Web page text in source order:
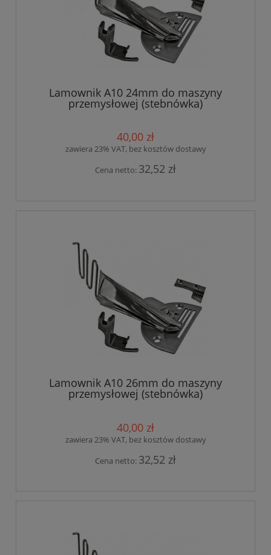
Lamownik A10 24mm do maszyny
przemysłowej (stebnówka)
40,00 zł
zawiera 23% VAT, bez kosztów dostawy
Cena netto: 32,52 zł
Lamownik A10 26mm do maszyny
przemysłowej (stebnówka)
40,00 zł
zawiera 23% VAT, bez kosztów dostawy
Cena netto: 32,52 zł